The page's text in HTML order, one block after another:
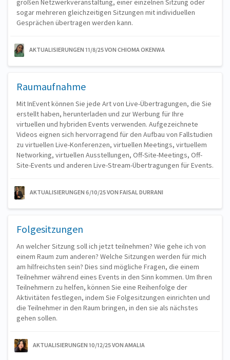
großen Netzwerkveranstaltung, einer einzelnen Sitzung oder
sogar mehreren gleichzeitigen Sitzungen mit individuellen
Gesprächen übertragen werden kann.
AKTUALISIERUNGEN 11/8/25VON CHIOMA OKENWA
Raumaufnahme
Mit InEvent können Sie jede Art von Live-Übertragungen, die Sie
erstellt haben, herunterladen und zur Werbung für Ihre
virtuellen und hybriden Events verwenden. Aufgezeichnete
Videos eignen sich hervorragend für den Aufbau von Fallstudien
zu virtuellen Live-Konferenzen, virtuellen Meetings, virtuellem
Networking, virtuellen Ausstellungen, Off-Site-Meetings, Off-
Site-Events und anderen Live-Stream-Übertragungen für Events.
AKTUALISIERUNGEN 6/10/25VON FAISAL DURRANI
Folgesitzungen
An welcher Sitzung soll ich jetzt teilnehmen? Wie gehe ich von
einem Raum zum anderen? Welche Sitzungen werden für mich
am hilfreichsten sein? Dies sind mögliche Fragen, die einem
Teilnehmer während eines Events in den Sinn kommen. Um Ihren
Teilnehmern zu helfen, können Sie eine Reihenfolge der
Aktivitäten festlegen, indem Sie Folgesitzungen einrichten und
die Teilnehmer in den Raum bringen, in den sie als nächstes
gehen sollen.
AKTUALISIERUNGEN 10/12/25VON AMALIA